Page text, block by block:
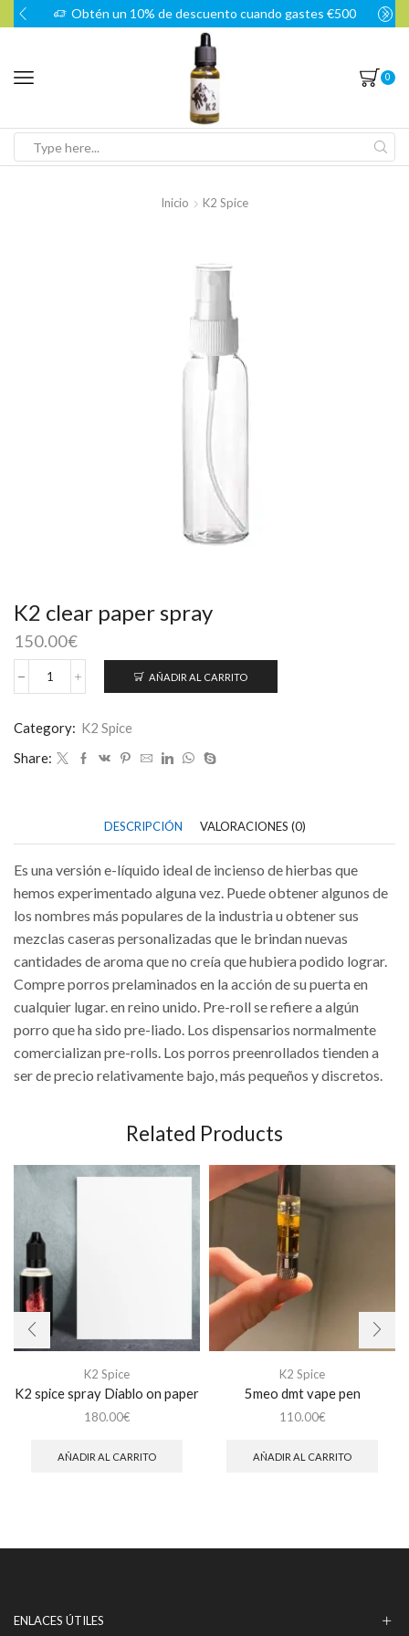
Obtén un 10% de descuento cuando gastes €500
0
Inicio K2 Spice
K2 clear paper spray
150.00€
K2
spray
cantidad
AÑADIR AL CARRITO
Category: K2 Spice
Share:
DESCRIPCIÓN VALORACIONES (0)
Es una versión e-líquido ideal de incienso de hierbas que
hemos experimentado alguna vez. Puede obtener algunos de
los nombres más populares de la industria u obtener sus
mezclas caseras personalizadas que le brindan nuevas
cantidades de aroma que no creía que hubiera podido lograr.
Compre porros prelaminados en la acción de su puerta en
cualquier lugar. en reino unido. Pre-roll se refiere a algún
porro que ha sido pre-liado. Los dispensarios normalmente
comercializan pre-rolls. Los porros preenrollados tienden a
ser de precio relativamente bajo, más pequeños y discretos.
Related Products
K2 Spice
K2 spice spray Diablo on paper
180.00€
AÑADIR AL CARRITO
K2 Spice
5meo dmt vape pen
110.00€
AÑADIR AL CARRITO
ENLACES ÚTILES